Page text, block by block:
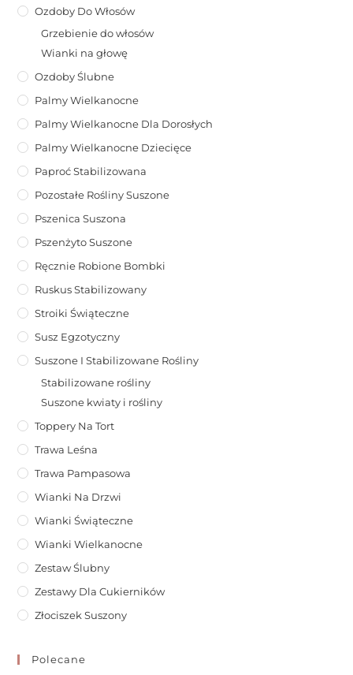
Ozdoby Do Włosów
Grzebienie do włosów
Wianki na głowę
Ozdoby Ślubne
Palmy Wielkanocne
Palmy Wielkanocne Dla Dorosłych
Palmy Wielkanocne Dziecięce
Paproć Stabilizowana
Pozostałe Rośliny Suszone
Pszenica Suszona
Pszenżyto Suszone
Ręcznie Robione Bombki
Ruskus Stabilizowany
Stroiki Świąteczne
Susz Egzotyczny
Suszone I Stabilizowane Rośliny
Stabilizowane rośliny
Suszone kwiaty i rośliny
Toppery Na Tort
Trawa Leśna
Trawa Pampasowa
Wianki Na Drzwi
Wianki Świąteczne
Wianki Wielkanocne
Zestaw Ślubny
Zestawy Dla Cukierników
Złociszek Suszony
Polecane